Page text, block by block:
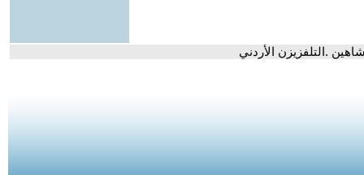
.التلفزيزن الأردني